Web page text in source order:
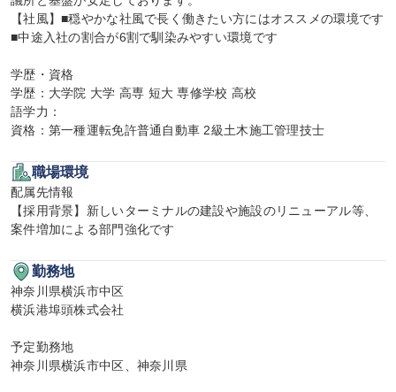
【社風】■穏やかな社風で長く働きたい方にはオススメの環境です
■中途入社の割合が6割で馴染みやすい環境です
学歴・資格
学歴：大学院 大学 高専 短大 専修学校 高校
語学力：
資格：第一種運転免許普通自動車 2級土木施工管理技士
職場環境
配属先情報
【採用背景】新しいターミナルの建設や施設のリニューアル等、
案件増加による部門強化です
勤務地
神奈川県横浜市中区
横浜港埠頭株式会社
予定勤務地
神奈川県横浜市中区、神奈川県